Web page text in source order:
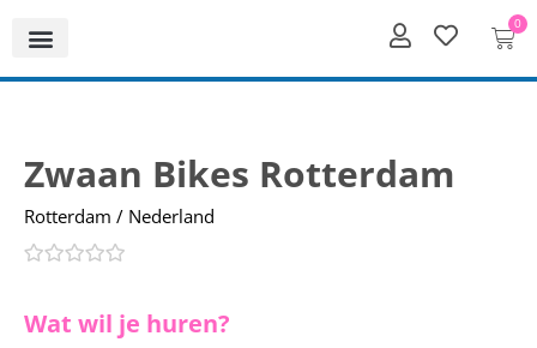
0
Zwaan Bikes Rotterdam
Rotterdam / Nederland
Wat wil je huren?